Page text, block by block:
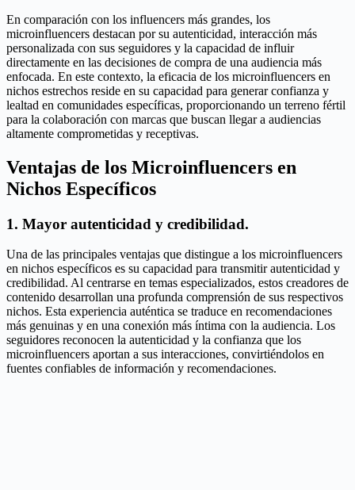
En comparación con los influencers más grandes, los
microinfluencers destacan por su autenticidad, interacción más
personalizada con sus seguidores y la capacidad de influir
directamente en las decisiones de compra de una audiencia más
enfocada. En este contexto, la eficacia de los microinfluencers en
nichos estrechos reside en su capacidad para generar confianza y
lealtad en comunidades específicas, proporcionando un terreno fértil
para la colaboración con marcas que buscan llegar a audiencias
altamente comprometidas y receptivas.
Ventajas de los Microinfluencers en
Nichos Específicos
1. Mayor autenticidad y credibilidad.
Una de las principales ventajas que distingue a los microinfluencers
en nichos específicos es su capacidad para transmitir autenticidad y
credibilidad. Al centrarse en temas especializados, estos creadores de
contenido desarrollan una profunda comprensión de sus respectivos
nichos. Esta experiencia auténtica se traduce en recomendaciones
más genuinas y en una conexión más íntima con la audiencia. Los
seguidores reconocen la autenticidad y la confianza que los
microinfluencers aportan a sus interacciones, convirtiéndolos en
fuentes confiables de información y recomendaciones.